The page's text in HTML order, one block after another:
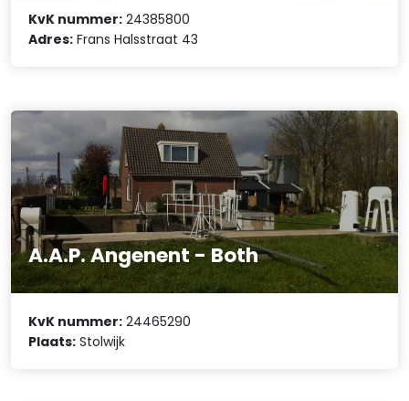
KvK nummer: 24385800
Adres: Frans Halsstraat 43
A.A.P. Angenent - Both
KvK nummer: 24465290
Plaats: Stolwijk